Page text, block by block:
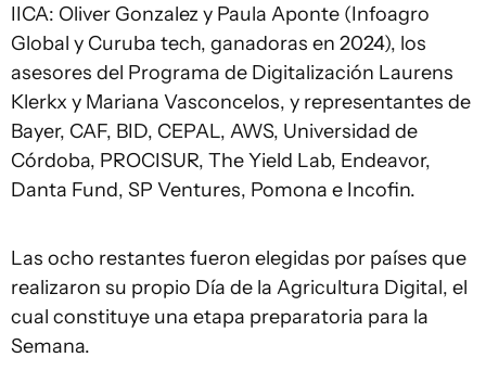
IICA: Oliver Gonzalez y Paula Aponte (Infoagro
Global y Curuba tech, ganadoras en 2024), los
asesores del Programa de Digitalización Laurens
Klerkx y Mariana Vasconcelos, y representantes de
Bayer, CAF, BID, CEPAL, AWS, Universidad de
Córdoba, PROCISUR, The Yield Lab, Endeavor,
Danta Fund, SP Ventures, Pomona e Incofin.
Las ocho restantes fueron elegidas por países que
realizaron su propio Día de la Agricultura Digital, el
cual constituye una etapa preparatoria para la
Semana.